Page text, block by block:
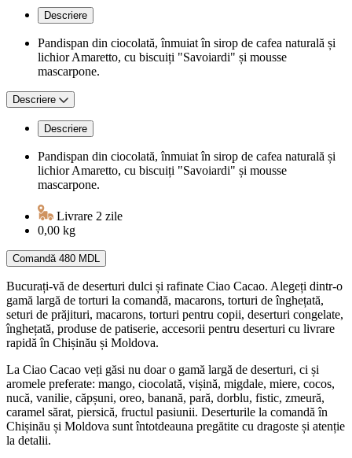
Descriere
Pandispan din ciocolată, înmuiat în sirop de cafea naturală și
lichior Amaretto, cu biscuiți "Savoiardi" și mousse
mascarpone.
Descriere
Descriere
Pandispan din ciocolată, înmuiat în sirop de cafea naturală și
lichior Amaretto, cu biscuiți "Savoiardi" și mousse
mascarpone.
Livrare 2 zile
0,00 kg
Comandă 480 MDL
Bucurați-vă de deserturi dulci și rafinate Ciao Cacao. Alegeți dintr-o
gamă largă de torturi la comandă, macarons, torturi de înghețată,
seturi de prăjituri, macarons, torturi pentru copii, deserturi congelate,
înghețată, produse de patiserie, accesorii pentru deserturi cu livrare
rapidă în Chișinău și Moldova.
La Ciao Cacao veți găsi nu doar o gamă largă de deserturi, ci și
aromele preferate: mango, ciocolată, vișină, migdale, miere, cocos,
nucă, vanilie, căpșuni, oreo, banană, pară, dorblu, fistic, zmeură,
caramel sărat, piersică, fructul pasiunii. Deserturile la comandă în
Chișinău și Moldova sunt întotdeauna pregătite cu dragoste și atenție
la detalii.